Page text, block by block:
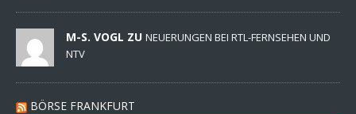
M-S. VOGL ZU NEUERUNGEN BEI RTL-FERNSEHEN UND
NTV
BÖRSE FRANKFURT